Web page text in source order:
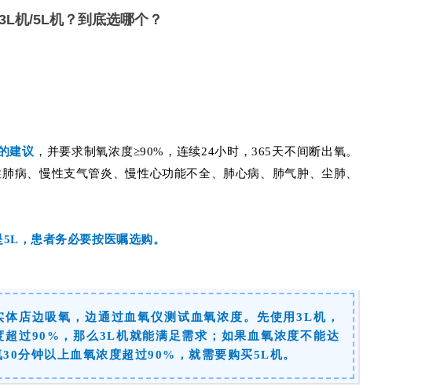
机/5L机？到底选哪个？
建议 ，并要求制氧浓度≥90%，连续24小时，365天不间断出氧。
病、慢性支气管炎、慢性心功能不全、肺心病、肺气肿、尘肺、
，患者务必要按医嘱选购。
店边吸氧，边通过血氧仪测试血氧浓度。先使用3L机，
过90%，那么3L机就能满足需求；如果血氧浓度不能达
分钟以上血氧浓度超过90%，就需要购买5L机。